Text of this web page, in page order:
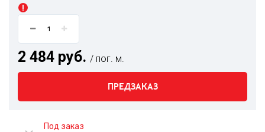
2 484 руб. / пог. м.
ПРЕДЗАКАЗ
Под заказ